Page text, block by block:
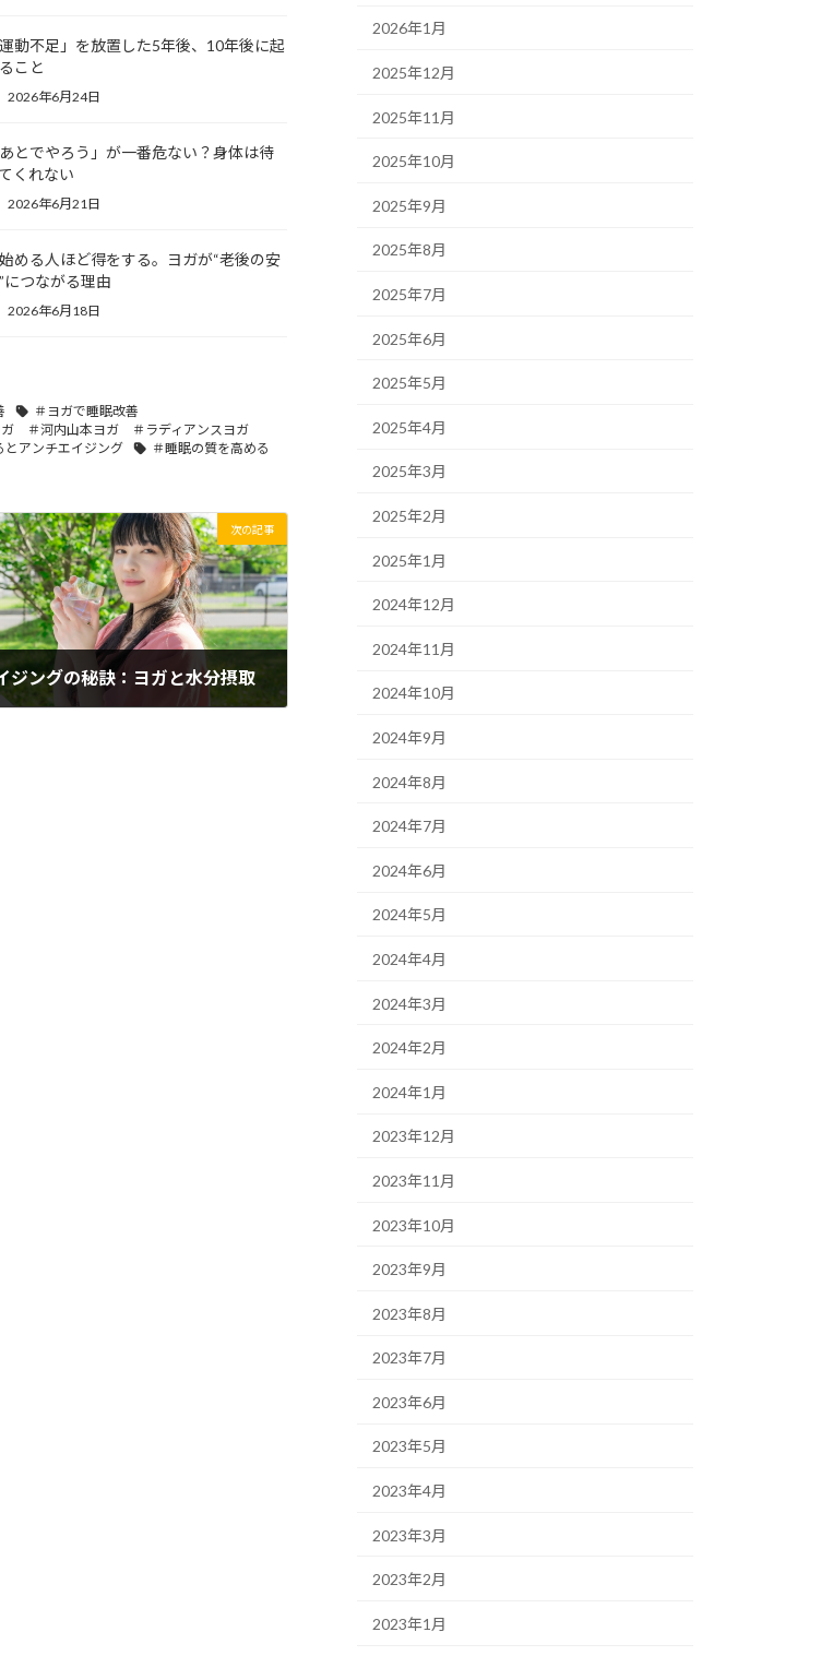
運動不足」を放置した5年後、10年後に起
こと
2026年6月24日
あとでやろう」が一番危ない？身体は待
くれない
2026年6月21日
める人ほど得をする。ヨガが“老後の安
につながる理由
2026年6月18日
＃ヨガで睡眠改善
ガ ＃河内山本ヨガ ＃ラディアンスヨガ
とアンチエイジング ＃睡眠の質を高める
次の記事
ジングの秘訣：ヨガと水分摂取
2026年1月
2025年12月
2025年11月
2025年10月
2025年9月
2025年8月
2025年7月
2025年6月
2025年5月
2025年4月
2025年3月
2025年2月
2025年1月
2024年12月
2024年11月
2024年10月
2024年9月
2024年8月
2024年7月
2024年6月
2024年5月
2024年4月
2024年3月
2024年2月
2024年1月
2023年12月
2023年11月
2023年10月
2023年9月
2023年8月
2023年7月
2023年6月
2023年5月
2023年4月
2023年3月
2023年2月
2023年1月